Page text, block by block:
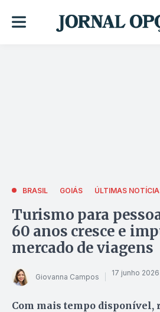
BRASIL GOIÁS ÚLTIMAS
Turismo para
60 anos cresce e
mercado de viagens
Giovanna Campos 17 junho
Com mais tempo disponível,